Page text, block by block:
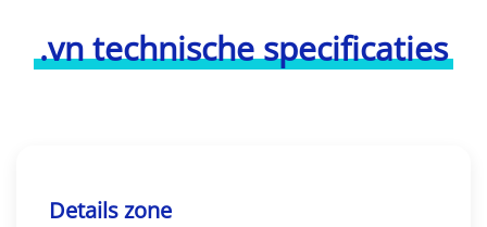
.vn technische specificaties
Details zone